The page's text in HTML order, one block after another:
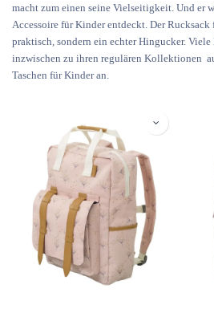
macht zum einen seine Vielseitigkeit. Und er
Accessoire für Kinder entdeckt. Der
praktisch, sondern ein echter Hingucker. Viele
inzwischen zu ihren regulären Kollektionen
Taschen für Kinder an.